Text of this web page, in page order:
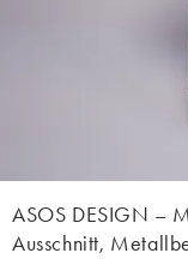
ASOS DESIGN –
Ausschnitt,